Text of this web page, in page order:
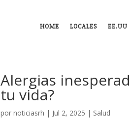
HOME LOCALES EE.UU
Alergias
tu vida?
pornoticiasrh | Jul 2, 2025 | Salud